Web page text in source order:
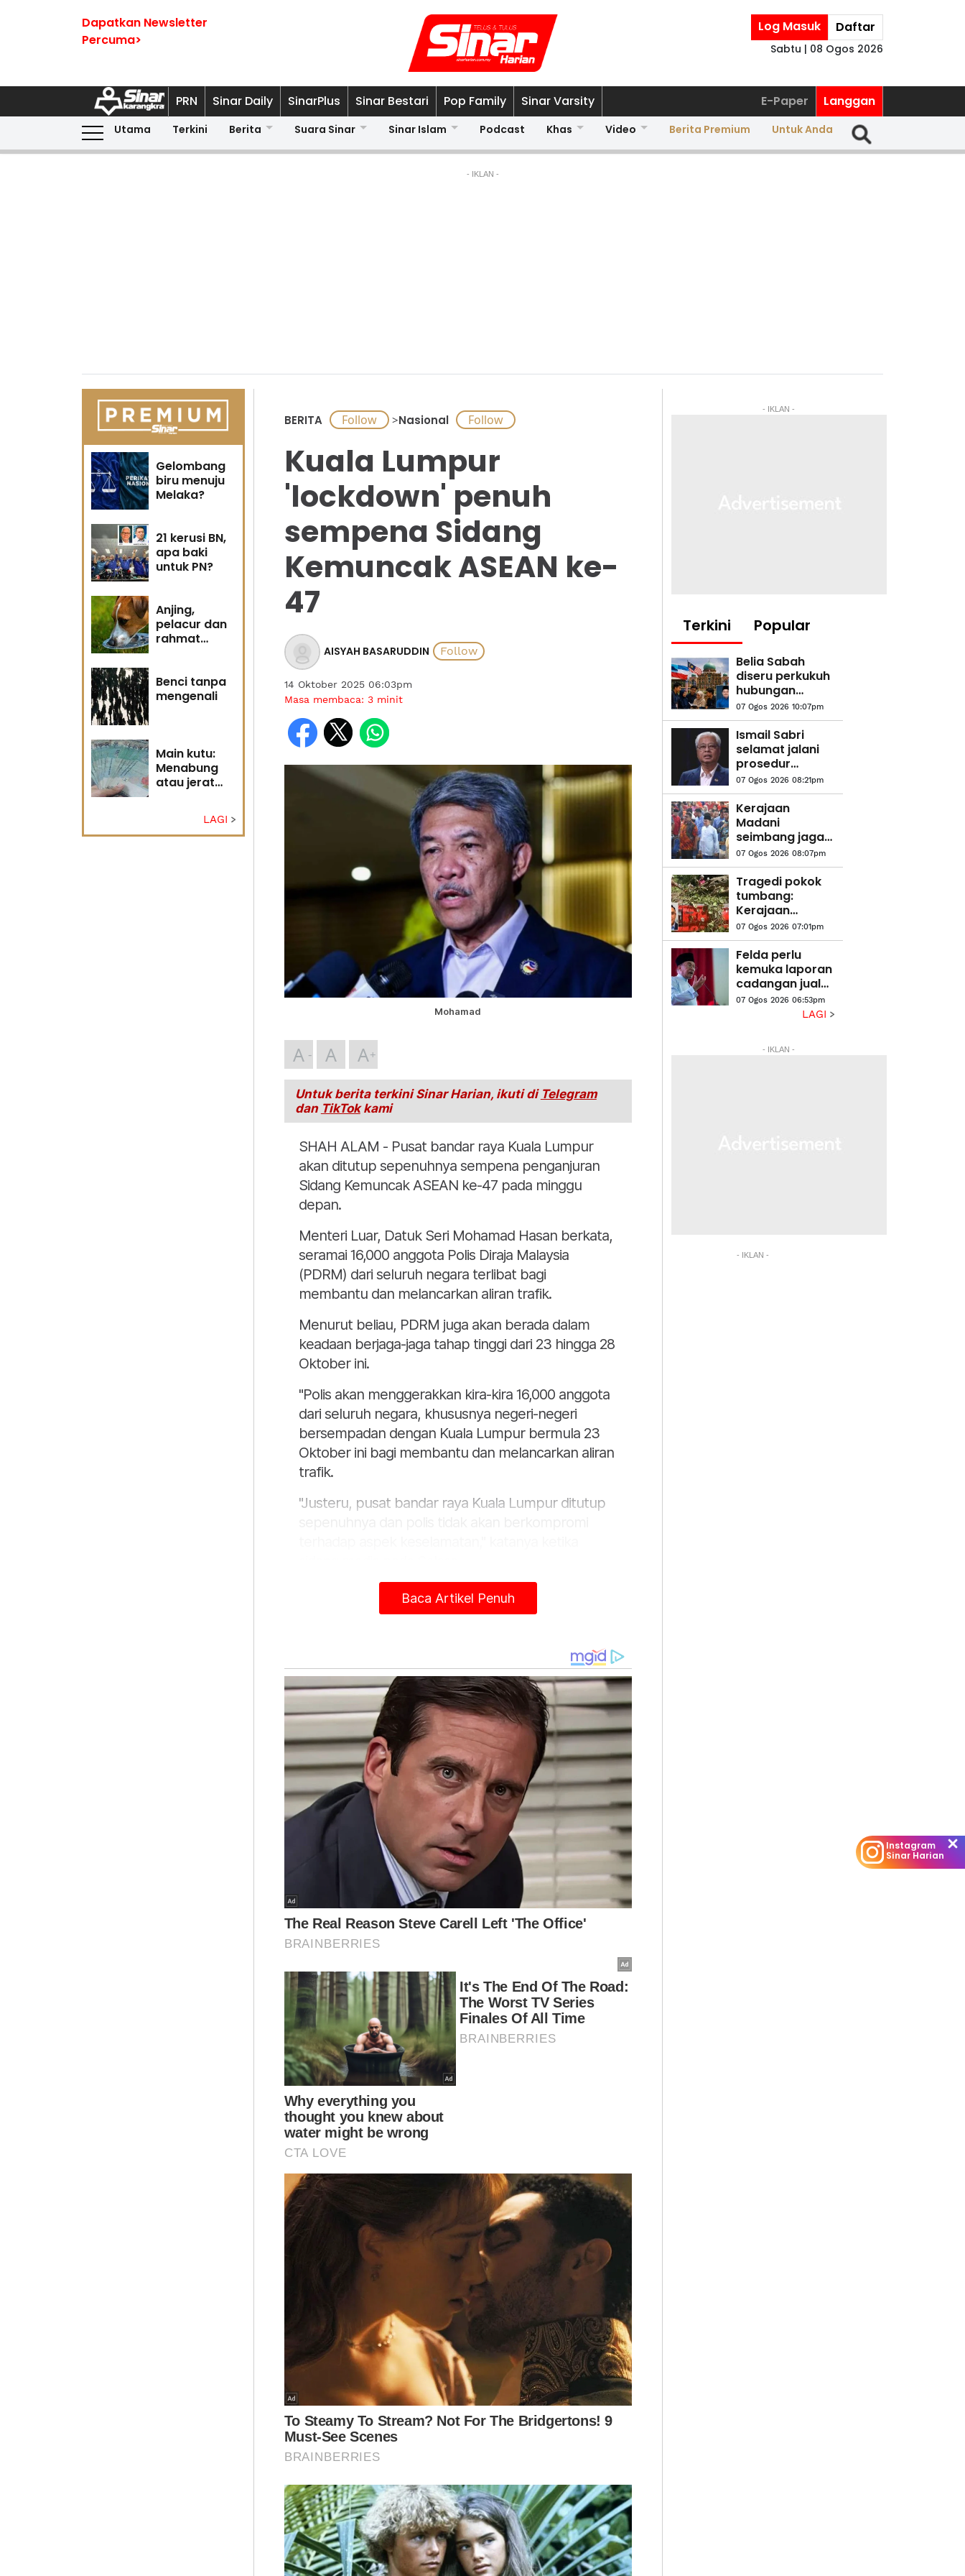
Dapatkan Newsletter
Percuma>
Log Masuk Daftar
Sabtu | 08 Ogos 2026
PRN Sinar Daily SinarPlus Sinar Bestari Pop Family Sinar Varsity E-Paper Langgan
Utama Terkini Berita Suara Sinar Sinar Islam Podcast Khas Video Berita Premium Untuk Anda
- IKLAN -
Gelombang
biru menuju
Melaka?
21 kerusi BN,
apa baki
untuk PN?
Anjing,
pelacur dan
rahmat
Benci tanpa
mengenali
Main kutu:
Menabung
atau jerat
LAGI
BERITA >Nasional
Kuala Lumpur
'lockdown' penuh
sempena Sidang
Kemuncak ASEAN ke-
47
AISYAH BASARUDDIN
14 Oktober 2025 06:03pm
Masa membaca: 3minit
Mohamad
A A A
Untuk berita terkini Sinar Harian, ikuti di Telegram
dan TikTokkami
SHAH ALAM - Pusat bandar raya Kuala Lumpur
akan ditutup sepenuhnya sempena penganjuran
Sidang Kemuncak ASEAN ke-47 pada minggu
depan.
Menteri Luar, Datuk Seri Mohamad Hasan berkata,
seramai 16,000 anggota Polis Diraja Malaysia
(PDRM) dari seluruh negara terlibat bagi
membantu dan melancarkan aliran trafik.
Menurut beliau, PDRM juga akan berada dalam
keadaan berjaga-jaga tahap tinggi dari 23 hingga 28
Oktober ini.
"Polis akan menggerakkan kira-kira 16,000 anggota
dari seluruh negara, khususnya negeri-negeri
bersempadan dengan Kuala Lumpur bermula 23
Oktober ini bagi membantu dan melancarkan aliran
trafik.
"Justeru, pusat bandar raya Kuala Lumpur ditutup
Malaysia selaku Pengerusi ASEAN akan
mengadakan sidang kemuncak bermula 26
Mohamad turut memaklumkan bahawa presiden
Brazil, Afrika Selatan dan beberapa pemimpin dunia
lain akan hadir sebagai Rakan Dialog Sektoral
ASEAN.
Finland juga dijangka menjadi rakan dialog baharu
ASEAN.
Sebelum ini, media melaporkan sekitar 70 sekolah
bakal beralih kepada sesi kelas dalam talian
manakala penjawat awam yang bekerja kira-kira 25
kilometer (KM) dari pusat bandar diminta untuk
bekerja dari rumah sepanjang tempoh sidang
kemuncak tersebut.
Artikel Berkaitan:
Sidang Kemuncak ASEAN ke-47
Tiada pentas untuk Trump, pendukung genosid di
Sidang Kemuncak ASEAN
Lawatan Trump berkaitan Sidang Kemuncak ASEAN,
bukan jemputan dua hala daripada Malaysia
Presiden Amerika Syarikat (AS), Donald Trump
dijangka turut menghadiri sidang kemuncak
berkenaan, namun butiran mengenai tarikh
keberadaannya di negara ini belum diketahui.
Terdahulu, Pusat Komando dan Kawalan Kuala
Baca Artikel Penuh
- IKLAN -
Terkini Popular
Belia Sabah
diseru perkukuh
hubungan
dengan
Putrajaya
07 Ogos 2026 10:07pm
Ismail Sabri
selamat jalani
prosedur
pasang alat
perentak
jantung
07 Ogos 2026 08:21pm
Kerajaan
Madani
seimbang jaga
kepentingan
semua kaum,
aliran
pendidikan - PM
07 Ogos 2026 08:07pm
Tragedi pokok
tumbang:
Kerajaan
disaran
wujudkan zon
bebas pokok di
laluan berisiko
07 Ogos 2026 07:01pm
Felda perlu
kemuka laporan
cadangan jual
aset di bawah
nilai belian -
07 Ogos 2026 06:53pm
LAGI
- IKLAN -
- IKLAN -
Instagram
Sinar Harian